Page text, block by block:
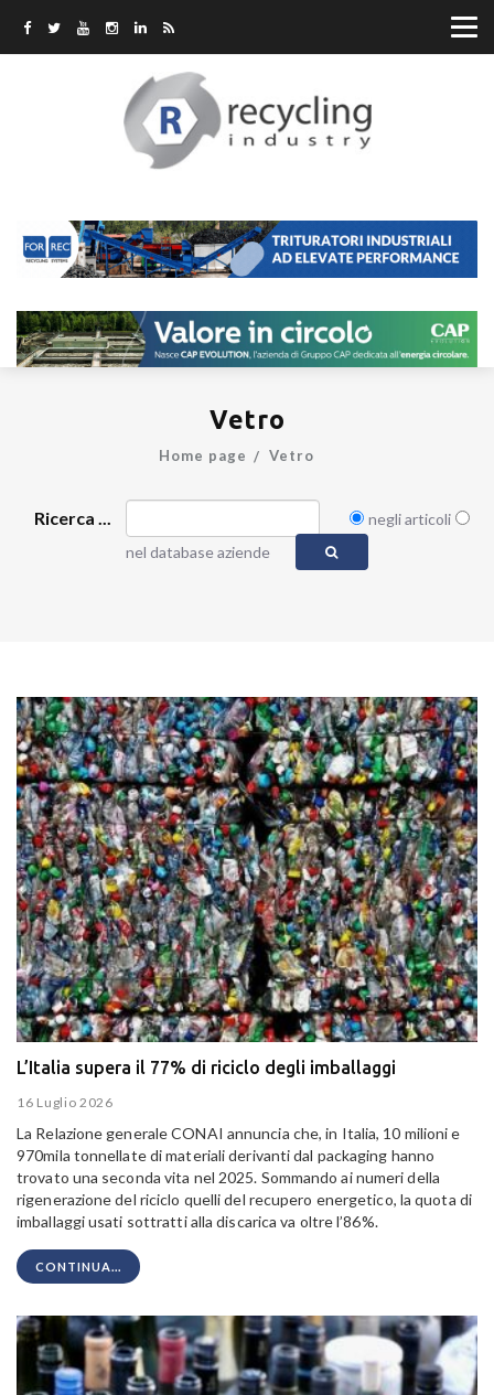
Vetro
Home page Vetro
Ricerca ...
negli articoli
nel database aziende
L’Italia supera il 77% di riciclo degli imballaggi
16 Luglio 2026
La Relazione generale CONAI annuncia che, in Italia, 10 milioni e
970mila tonnellate di materiali derivanti dal packaging hanno
trovato una seconda vita nel 2025. Sommando ai numeri della
rigenerazione del riciclo quelli del recupero energetico, la quota di
imballaggi usati sottratti alla discarica va oltre l’86%.
CONTINUA...